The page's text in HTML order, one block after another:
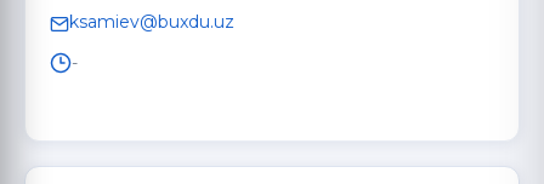
ksamiev@buxdu.uz
-